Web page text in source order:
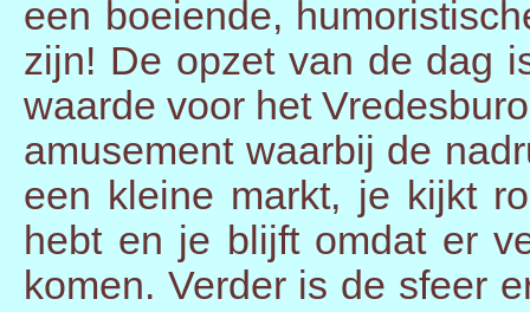
een boeiende,
zijn! De opzet van de dag
waarde voor het
amusement waarbij de
een kleine markt, je kijkt
hebt en je blijft omdat er
komen. Verder is de sfeer